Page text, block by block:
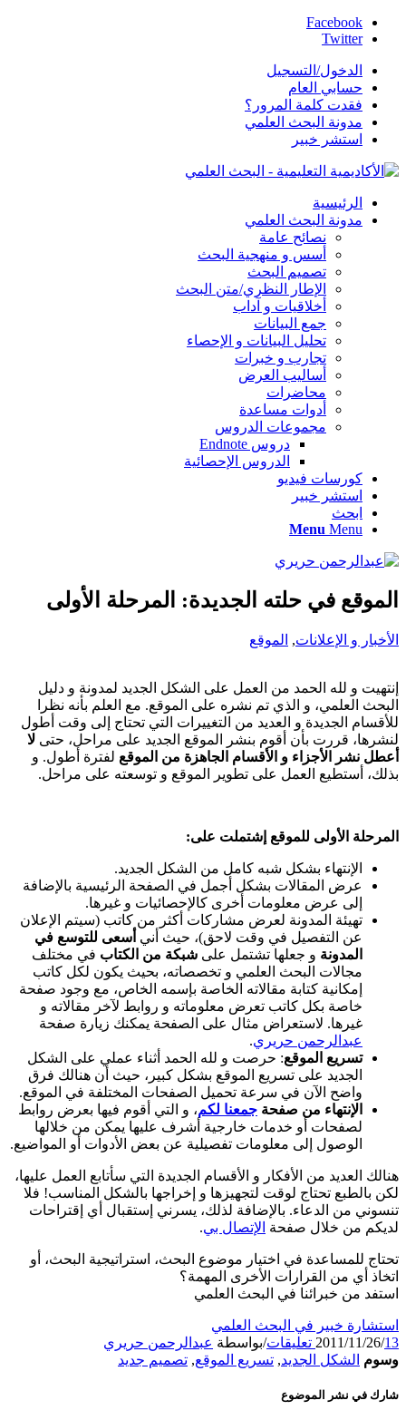
Facebook
Twitter
الدخول/التسجيل
حسابي العام
فقدت كلمة المرور؟
مدونة البحث العلمي
استشر خبير
الرئيسية
مدونة البحث العلمي
نصائح عامة
أسس و منهجية البحث
تصميم البحث
الإطار النظري/متن البحث
أخلاقيات و آداب
جمع البيانات
تحليل البيانات و الإحصاء
تجارب و خبرات
أساليب العرض
محاضرات
أدوات مساعدة
مجموعات الدروس
دروس Endnote
الدروس الإحصائية
كورسات فيديو
استشر خبير
ابحث
Menu Menu
الموقع في حلته الجديدة: المرحلة الأولى
الأخبار و الإعلانات, الموقع
إنتهيت و لله الحمد من العمل على الشكل الجديد لمدونة و دليل
البحث العلمي، و الذي تم نشره على الموقع. مع العلم بأنه نظرا
للأقسام الجديدة و العديد من التغييرات التي تحتاج إلى وقت أطول
لنشرها، قررت بأن أقوم بنشر الموقع الجديد على مراحل، حتى لا
أعطل نشر الأجزاء و الأقسام الجاهزة من الموقع لفترة أطول. و
بذلك، أستطيع العمل على تطوير الموقع و توسعته على مراحل.
المرحلة الأولى للموقع إشتملت على:
الإنتهاء بشكل شبه كامل من الشكل الجديد.
عرض المقالات بشكل أجمل في الصفحة الرئيسية بالإضافة
إلى عرض معلومات أخرى كالإحصائيات و غيرها.
تهيئة المدونة لعرض مشاركات أكثر من كاتب (سيتم الإعلان
عن التفصيل في وقت لاحق)، حيث أني أسعى للتوسع في
المدونة و جعلها تشتمل على شبكة من الكتاب في مختلف
مجالات البحث العلمي و تخصصاته، بحيث يكون لكل كاتب
إمكانية كتابة مقالاته الخاصة بإسمه الخاص، مع وجود صفحة
خاصة بكل كاتب تعرض معلوماته و روابط لآخر مقالاته و
غيرها. لاستعراض مثال على الصفحة يمكنك زيارة صفحة
عبدالرحمن حريري.
تسريع الموقع: حرصت و لله الحمد أثناء عملي على الشكل
الجديد على تسريع الموقع بشكل كبير، حيث أن هنالك فرق
واضح الآن في سرعة تحميل الصفحات المختلفة في الموقع.
الإنتهاء من صفحة جمعنا لكم، و التي أقوم فيها بعرض روابط
لصفحات أو خدمات خارجية أشرف عليها يمكن من خلالها
الوصول إلى معلومات تفصيلية عن بعض الأدوات أو المواضيع.
هنالك العديد من الأفكار و الأقسام الجديدة التي سأتابع العمل عليها،
لكن بالطبع تحتاج لوقت لتجهيزها و إخراجها بالشكل المناسب! فلا
تنسوني من الدعاء. بالإضافة لذلك، يسرني إستقبال أي إقتراحات
لديكم من خلال صفحة الإتصال بي.
تحتاج للمساعدة في اختيار موضوع البحث، استراتيجية البحث، أو
اتخاذ أي من القرارات الأخرى المهمة؟
استفد من خبرائنا في البحث العلمي
استشارة خبير في البحث العلمي
2011/11/26/13 تعليقات /بواسطة عبدالرحمن حريري
وسوم الشكل الجديد, تسريع الموقع, تصميم جديد
شارك في نشر الموضوع